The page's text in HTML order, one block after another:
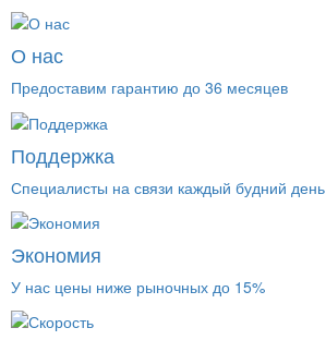
О нас
Предоставим гарантию до 36 месяцев
Поддержка
Специалисты на связи каждый будний день
Экономия
У нас цены ниже рыночных до 15%